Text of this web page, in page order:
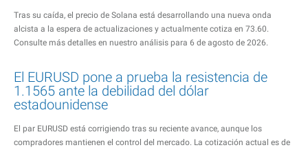
Tras su caída, el precio de Solana está desarrollando una nueva onda
alcista a la espera de actualizaciones y actualmente cotiza en 73.60.
Consulte más detalles en nuestro análisis para 6 de agosto de 2026.
El EURUSD pone a prueba la resistencia de
1.1565 ante la debilidad del dólar
estadounidense
El par EURUSD está corrigiendo tras su reciente avance, aunque los
compradores mantienen el control del mercado. La cotización actual es de